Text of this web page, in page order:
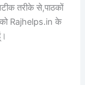
तरीके से,पाठकों
Rajhelps.in के